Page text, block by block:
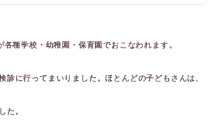
種学校・幼稚園・保育園でおこなわれます。
診に行ってまいりました。ほとんどの子どもさんは、
た。